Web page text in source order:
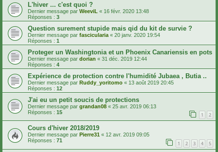
L'hiver ... c'est quoi ?
Dernier message par WeeviL « 16 févr. 2020 13:48
Réponses : 3
Question surement stupide mais qid du kit de survie ?
Dernier message par fascicularia « 20 janv. 2020 19:54
Réponses : 1
Proteger un Washingtonia et un Phoenix Canariensis en pots
Dernier message par dorian « 31 déc. 2019 12:44
Réponses : 4
Expérience de protection contre l'humidité Jubaea , Butia ..
Dernier message par Ruddy_yoritomo « 13 août 2019 20:45
Réponses : 12
J'ai eu un petit soucis de protections
Dernier message par grandan08 « 25 avr. 2019 06:13
Réponses : 15 1 2
Cours d'hiver 2018/2019
Dernier message par Pierre31 « 12 avr. 2019 09:05
Réponses : 71 1 2 3 4 5